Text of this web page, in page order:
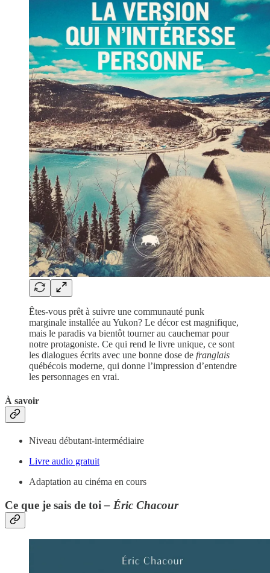
Êtes-vous prêt à suivre une communauté punk
marginale installée au Yukon? Le décor est magnifique,
mais le paradis va bientôt tourner au cauchemar pour
notre protagoniste. Ce qui rend le livre unique, ce sont
les dialogues écrits avec une bonne dose de franglais
québécois moderne, qui donne l’impression d’entendre
les personnages en vrai.
À savoir
Niveau débutant-intermédiaire
Livre audio gratuit
Adaptation au cinéma en cours
Ce que je sais de toi– Éric Chacour